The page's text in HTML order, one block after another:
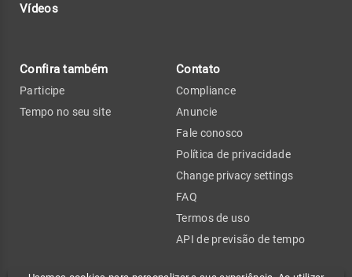
Vídeos
Confira também
Participe
Tempo no seu site
Contato
Compliance
Anuncie
Fale conosco
Política de privacidade
Change privacy settings
FAQ
Termos de uso
API de previsão de tempo